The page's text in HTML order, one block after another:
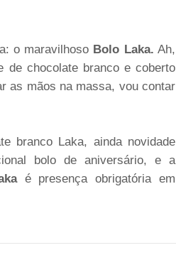
o maravilhoso Bolo Laka. Ah,
de chocolate branco e coberto
as mãos na massa, vou contar
branco Laka, ainda novidade
bolo de aniversário, e a
é presença obrigatória em